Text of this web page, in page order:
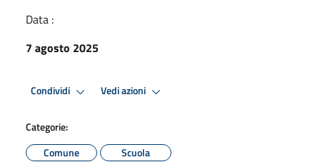
Data :
7 agosto 2025
Condividi Vedi azioni
Categorie:
Comune
Scuola